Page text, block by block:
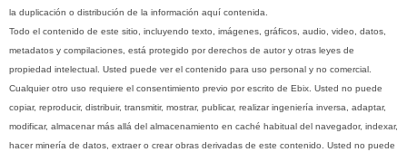
la duplicación o distribución de la información aquí contenida.
Todo el contenido de este sitio, incluyendo texto, imágenes, gráficos, audio, video, datos,
metadatos y compilaciones, está protegido por derechos de autor y otras leyes de
propiedad intelectual. Usted puede ver el contenido para uso personal y no comercial.
Cualquier otro uso requiere el consentimiento previo por escrito de Ebix. Usted no puede
copiar, reproducir, distribuir, transmitir, mostrar, publicar, realizar ingeniería inversa, adaptar,
modificar, almacenar más allá del almacenamiento en caché habitual del navegador, indexar,
hacer minería de datos, extraer o crear obras derivadas de este contenido. Usted no puede